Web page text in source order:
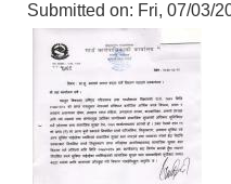
Submitted on: Fri, 07/03/